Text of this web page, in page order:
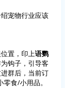
宠物行业应该
置，印上语鹦
钩子，引导客
群后，当前订
食/小用品。